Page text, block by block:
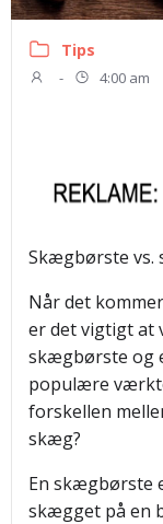
Tips
- 4:00 am
Skægbørste vs.
Når det
er det vigtigt at
skægbørste og
populære
forskellen
skæg?
En skægbørste
skægget på en